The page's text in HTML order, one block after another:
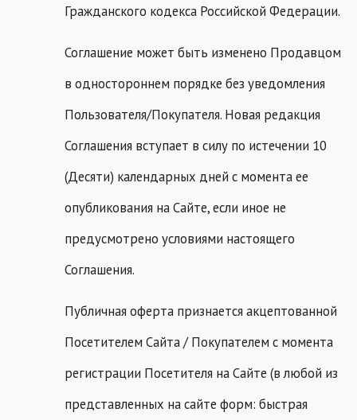
Гражданского кодекса Российской Федерации.
Соглашение может быть изменено Продавцом
в одностороннем порядке без уведомления
Пользователя/Покупателя. Новая редакция
Соглашения вступает в силу по истечении 10
(Десяти) календарных дней с момента ее
опубликования на Сайте, если иное не
предусмотрено условиями настоящего
Соглашения.
Публичная оферта признается акцептованной
Посетителем Сайта / Покупателем с момента
регистрации Посетителя на Сайте (в любой из
представленных на сайте форм: быстрая